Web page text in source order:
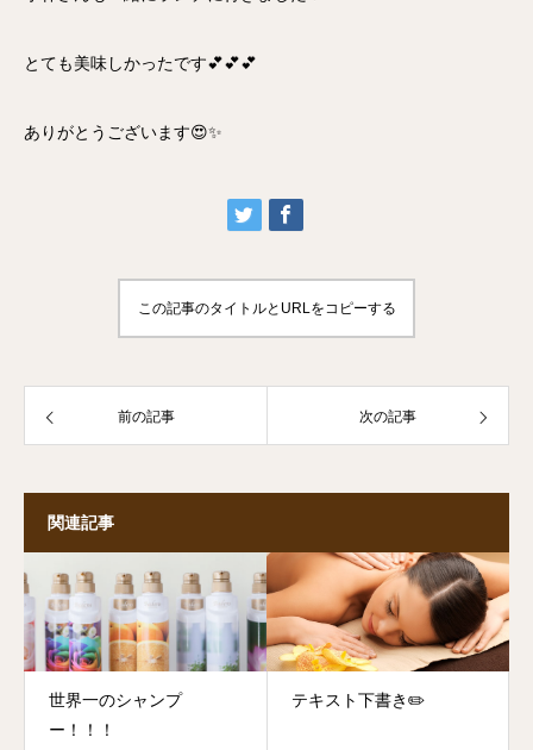
とても美味しかったです💕💕💕
ありがとうございます😍✨
この記事のタイトルとURLをコピーする
前の記事 次の記事
関連記事
世界一のシャンプ
ー！！！
テキスト下書き✏️